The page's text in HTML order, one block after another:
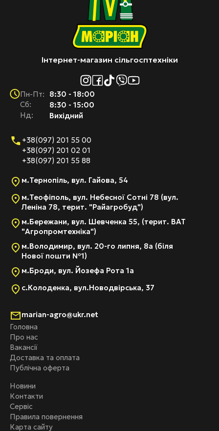
Інтернет-магазин сільгосптехніки
Головна
Про нас
Вакансії
Доставка та оплата
Публічна оферта
Новини
Контакти
Сервіс
Правила повернення
Карта сайту
Пн-Пт:
Cб:
Нд:
8:30 - 18:00
8:30 - 15:00
Вихідний
+38(097) 201 55 00
+38(097) 201 02 01
+38(097) 201 55 88
м.Тернопіль, вул. Гайова, 54
м.Теофіполь, вул. Небесної Сотні 78 (вул.
Леніна 78, терит. "Райагробуд")
м.Бережани, вул. Шевченка 55, (терит. ВАТ
"Агропромтехніка")
м.Володимир, вул. 20-го липня, 8а (біля
Нової пошти №1)
м.Броди, вул. Йозефа Рота 1а
с.Колоденка, вул.Новодвірська, 37
marian-agro@ukr.net